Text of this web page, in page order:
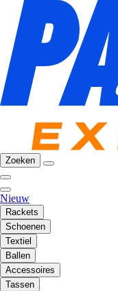
Zoeken
Nieuw
Rackets
Schoenen
Textiel
Ballen
Accessoires
Tassen